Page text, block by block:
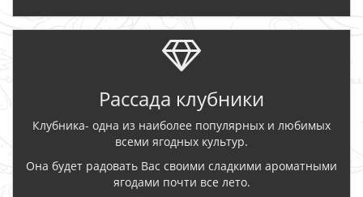
Рассада клубники
Клубника- одна из наиболее популярных и любимых
всеми ягодных культур.
Она будет радовать Вас своими сладкими ароматными
ягодами почти все лето.